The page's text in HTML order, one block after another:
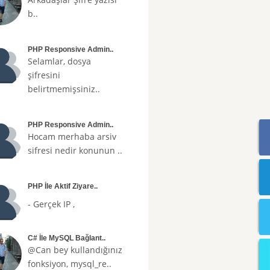
b..
PHP Responsive Admin..
Selamlar, dosya
şifresini
belirtmemişsiniz..
PHP Responsive Admin..
Hocam merhaba arsiv
sifresi nedir konunun ..
PHP İle Aktif Ziyare..
- Gerçek IP ,
C# İle MySQL Bağlant..
@Can bey kullandığınız
fonksiyon, mysql_re..